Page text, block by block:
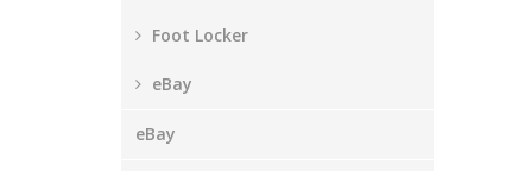
Foot Locker
eBay
eBay